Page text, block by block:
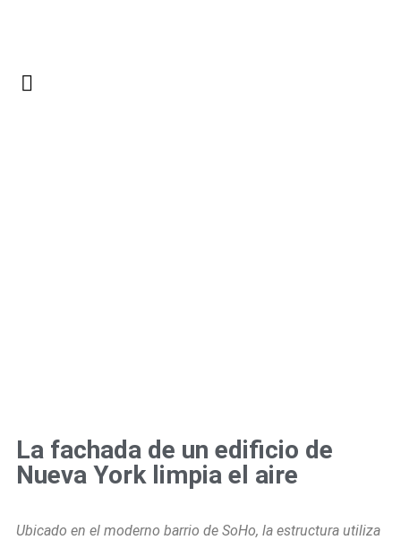
La fachada de un edificio de
Nueva York limpia el aire
Ubicado en el moderno barrio de SoHo, la estructura utiliza